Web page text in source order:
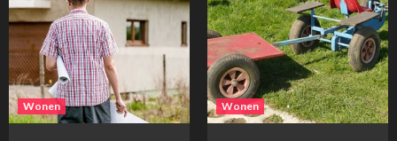
Wonen Wonen